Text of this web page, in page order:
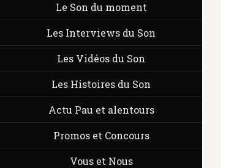
Le Son du moment
Les Interviews du Son
Les Vidéos du Son
Les Histoires du Son
Actu Pau et alentours
Promos et Concours
Vous et Nous